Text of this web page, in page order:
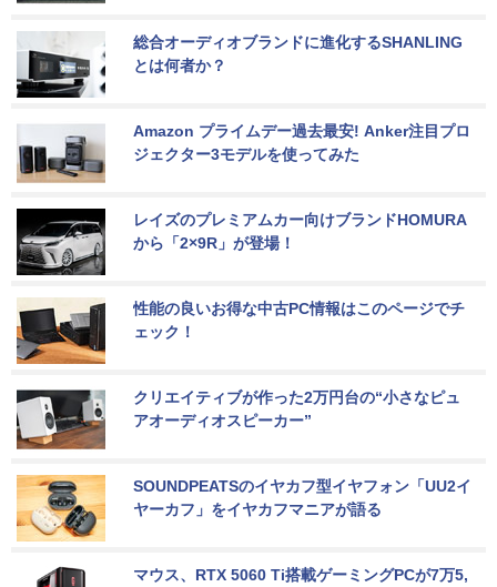
総合オーディオブランドに進化するSHANLING
とは何者か？
Amazon プライムデー過去最安! Anker注目プロ
ジェクター3モデルを使ってみた
レイズのプレミアムカー向けブランドHOMURA
から「2×9R」が登場！
性能の良いお得な中古PC情報はこのページでチ
ェック！
クリエイティブが作った2万円台の“小さなピュ
アオーディオスピーカー”
SOUNDPEATSのイヤカフ型イヤフォン「UU2イ
ヤーカフ」をイヤカフマニアが語る
マウス、RTX 5060 Ti搭載ゲーミングPCが7万5,